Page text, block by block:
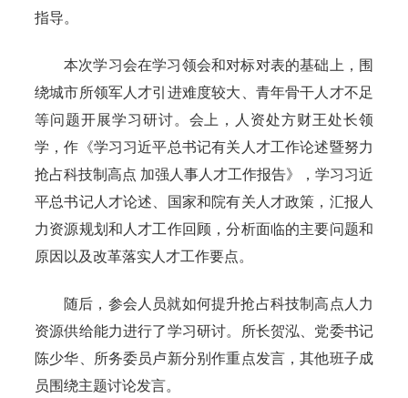
指导。
本次学习会在学习领会和对标对表的基础上，围
绕城市所领军人才引进难度较大、青年骨干人才不足
等问题开展学习研讨。会上，人资处方财王处长领
学，作《学习习近平总书记有关人才工作论述暨努力
抢占科技制高点 加强人事人才工作报告》，学习习近
平总书记人才论述、国家和院有关人才政策，汇报人
力资源规划和人才工作回顾，分析面临的主要问题和
原因以及改革落实人才工作要点。
随后，参会人员就如何提升抢占科技制高点人力
资源供给能力进行了学习研讨。所长贺泓、党委书记
陈少华、所务委员卢新分别作重点发言，其他班子成
员围绕主题讨论发言。